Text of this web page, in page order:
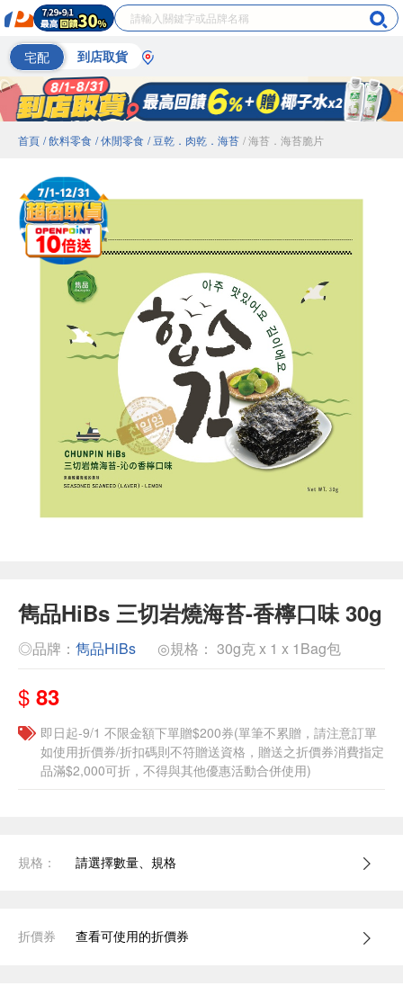
宅配 到店取貨
首頁 / 飲料零食 / 休閒零食 / 豆乾．肉乾．海苔 / 海苔．海苔脆片
雋品HiBs 三切岩燒海苔-香檸口味 30g
◎品牌： 雋品HiBs ◎規格： 30g克 x 1 x 1Bag包
$ 83
即日起-9/1 不限金額下單贈$200券(單筆不累贈，請注意訂單
如使用折價券/折扣碼則不符贈送資格，贈送之折價券消費指定
品滿$2,000可折，不得與其他優惠活動合併使用)
規格： 請選擇數量、規格
折價券 查看可使用的折價券